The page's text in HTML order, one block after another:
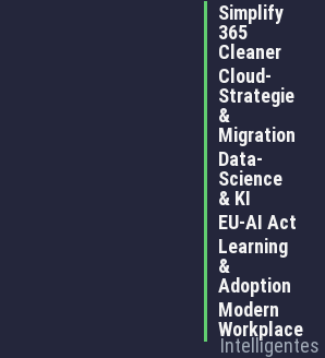
Simplify
365
Cleaner
Cloud-
Strategie
&
Migration
Data-
Science
& KI
EU-AI Act
Learning
&
Adoption
Modern
Workplace
Intelligentes